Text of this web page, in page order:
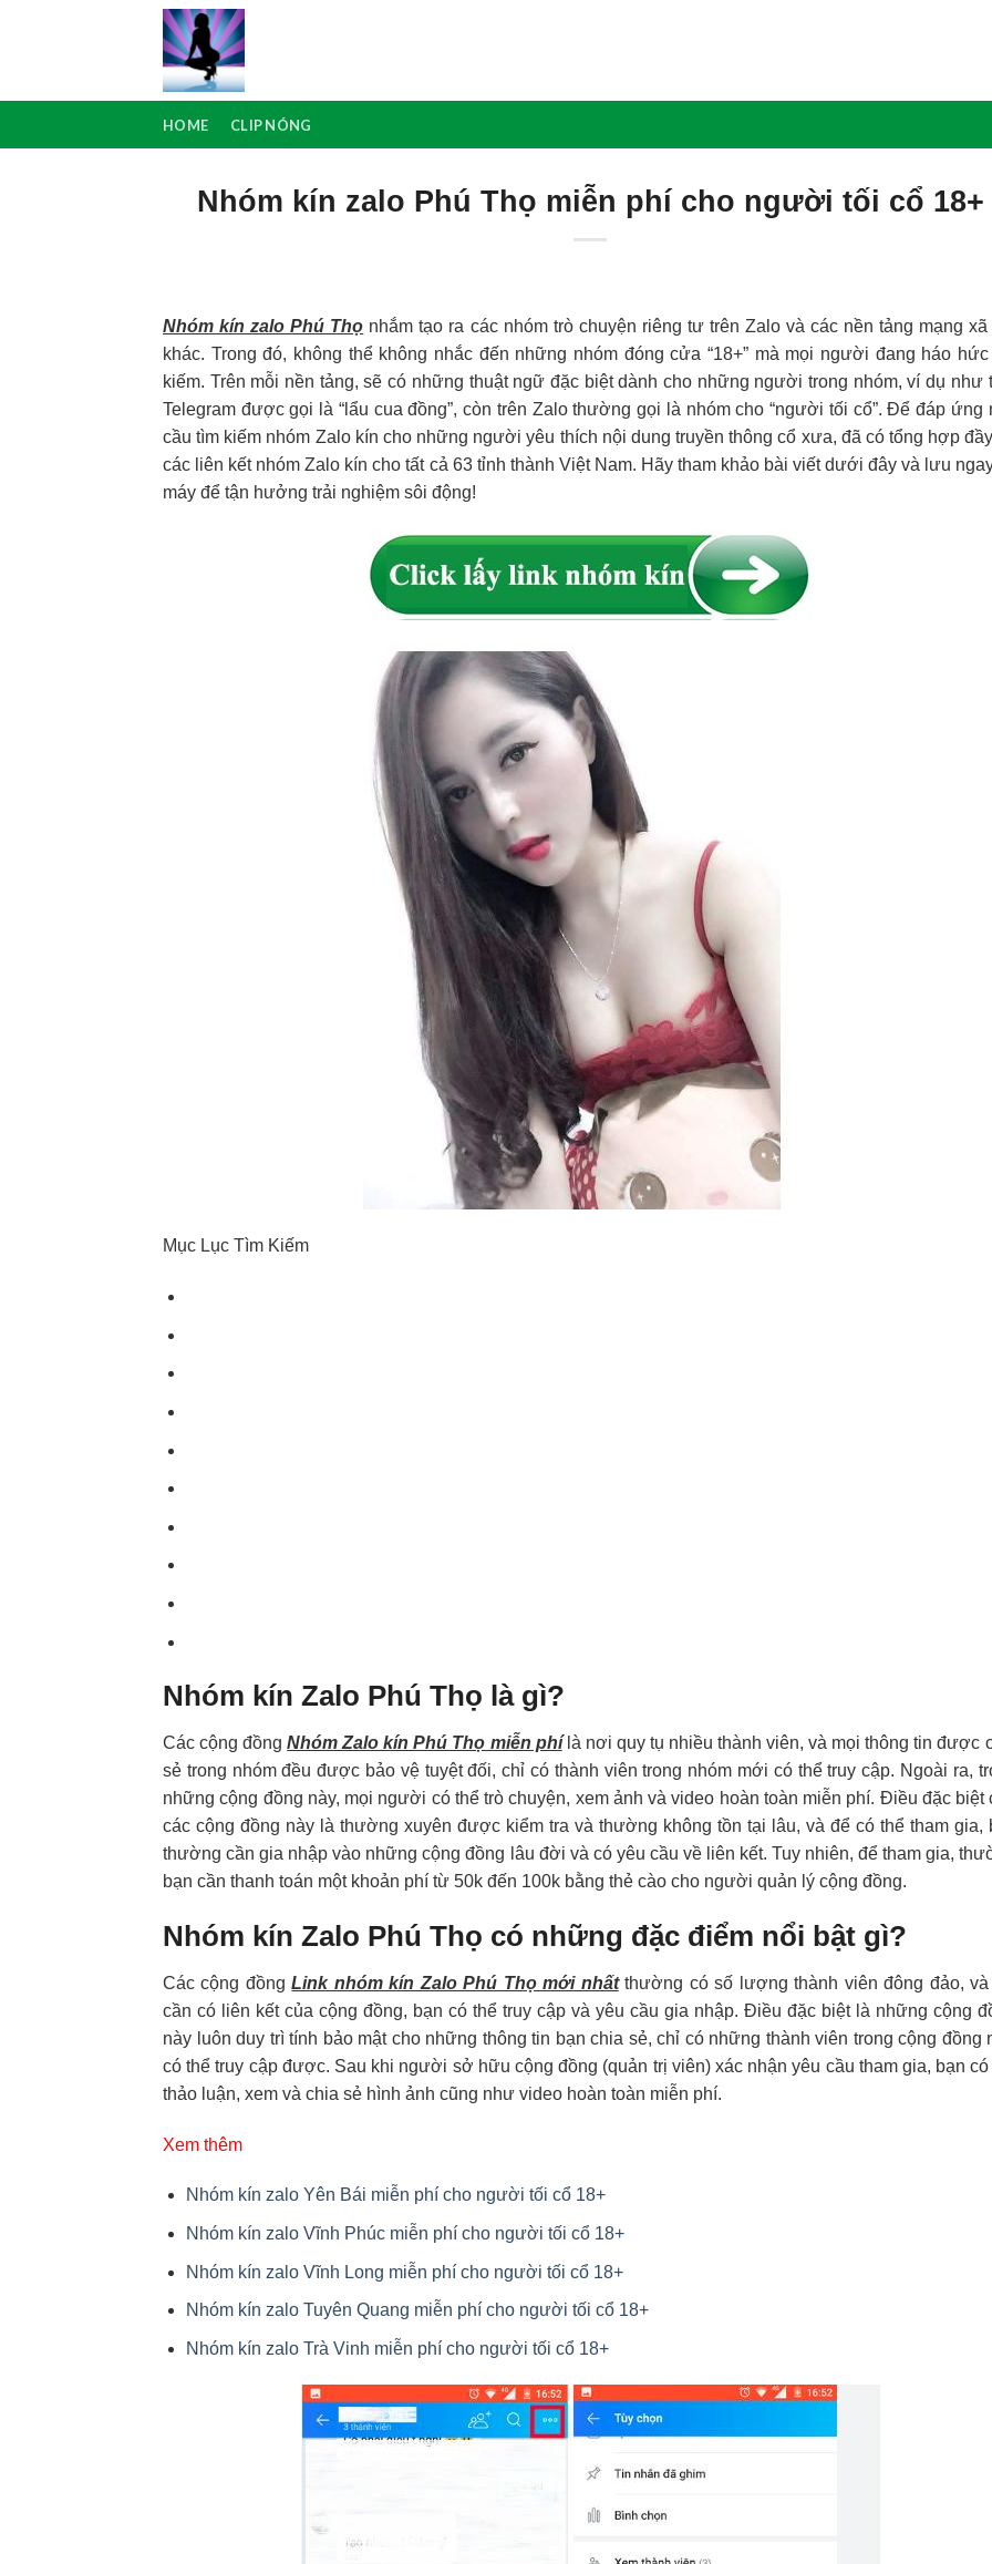
HOME CLIP NÓNG
Nhóm kín zalo Phú Thọ miễn phí cho người tối cổ 18+
Nhóm kín zalo Phú Thọ nhắm tạo ra các nhóm trò chuyện riêng tư trên Zalo và các nền tảng mạng
khác. Trong đó, không thể không nhắc đến những nhóm đóng cửa “18+” mà mọi người đang háo hức
kiếm. Trên mỗi nền tảng, sẽ có những thuật ngữ đặc biệt dành cho những người trong nhóm, ví dụ như
Telegram được gọi là “lẩu cua đồng”, còn trên Zalo thường gọi là nhóm cho “người tối cổ”. Để đáp ứng
cầu tìm kiếm nhóm Zalo kín cho những người yêu thích nội dung truyền thông cổ xưa, đã có tổng hợp
các liên kết nhóm Zalo kín cho tất cả 63 tỉnh thành Việt Nam. Hãy tham khảo bài viết dưới đây và lưu
máy để tận hưởng trải nghiệm sôi động!
Mục Lục Tìm Kiếm
Nhóm kín Zalo Phú Thọ là gì?
Các cộng đồngNhóm Zalo kín Phú Thọ miễn phílà nơi quy tụ nhiều thành viên, và mọi thông tin được
sẻ trong nhóm đều được bảo vệ tuyệt đối, chỉ có thành viên trong nhóm mới có thể truy cập. Ngoài ra,
những cộng đồng này, mọi người có thể trò chuyện, xem ảnh và video hoàn toàn miễn phí. Điều đặc biệt
các cộng đồng này là thường xuyên được kiểm tra và thường không tồn tại lâu, và để có thể tham gia,
thường cần gia nhập vào những cộng đồng lâu đời và có yêu cầu về liên kết. Tuy nhiên, để tham gia,
bạn cần thanh toán một khoản phí từ 50k đến 100k bằng thẻ cào cho người quản lý cộng đồng.
Nhóm kín Zalo Phú Thọ có những đặc điểm nổi bật gì?
Các cộng đồngLink nhóm kín Zalo Phú Thọ mới nhấtthường có số lượng thành viên đông đảo, và
cần có liên kết của cộng đồng, bạn có thể truy cập và yêu cầu gia nhập. Điều đặc biệt là những cộng
này luôn duy trì tính bảo mật cho những thông tin bạn chia sẻ, chỉ có những thành viên trong cộng đồng
có thể truy cập được. Sau khi người sở hữu cộng đồng (quản trị viên) xác nhận yêu cầu tham gia, bạn có
thảo luận, xem và chia sẻ hình ảnh cũng như video hoàn toàn miễn phí.
Xem thêm
Nhóm kín zalo Yên Bái miễn phí cho người tối cổ 18+
Nhóm kín zalo Vĩnh Phúc miễn phí cho người tối cổ 18+
Nhóm kín zalo Vĩnh Long miễn phí cho người tối cổ 18+
Nhóm kín zalo Tuyên Quang miễn phí cho người tối cổ 18+
Nhóm kín zalo Trà Vinh miễn phí cho người tối cổ 18+